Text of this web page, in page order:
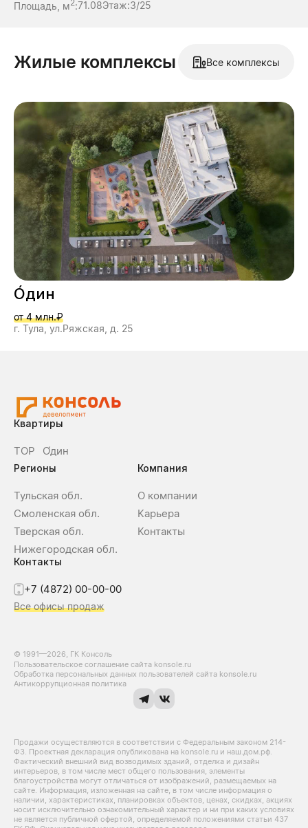
Площадь, м2:71.08Этаж:3/25
Жилые комплексы Все комплексы
О́дин
от 4 млн.₽
г. Тула, ул.Ряжская, д. 25
Квартиры
ТОР О́дин
Регионы
Тульская обл.
Смоленская обл.
Тверская обл.
Нижегородская обл.
Компания
О компании
Карьера
Контакты
Контакты
+7 (4872) 00-00-00
Все офисы продаж
© 1991—2026, ГК Консоль
Пользовательское соглашение сайта konsole.ru
Обработка персональных данных пользователей сайта konsole.ru
Антикоррупционная политика
Продажи осуществляются в соответствии с Федеральным законом 214-
Ф3. Проектная декларация опубликована на konsole.ru и наш.дом.рф.
Фактический внешний вид возводимых зданий, отделка и дизайн
интерьеров, в том числе мест общего пользования, элементы
благоустройства могут отличаться от изображений, размещаемых на
сайте. Информация, изложенная на сайте, в том числе информация о
наличии, характеристиках, планировках объектов, ценах, скидках, акциях
носит исключительно ознакомительный характер и ни при каких условиях
не является публичной офертой, определяемой положениями статьи 437